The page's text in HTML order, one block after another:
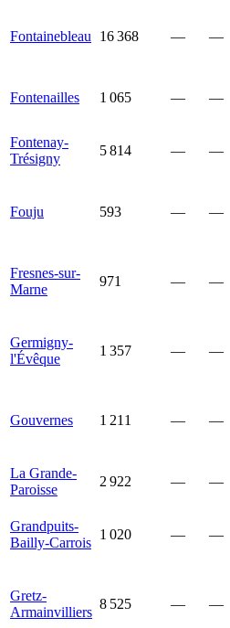
Fontainebleau 16 368 — —
Fontenailles 1 065 — —
Fontenay-
Trésigny
5 814 — —
Fouju 593 — —
Fresnes-sur-
Marne
971 — —
Germigny-
l'Évêque
1 357 — —
Gouvernes 1 211 — —
La Grande-
Paroisse
2 922 — —
Grandpuits-
Bailly-Carrois
1 020 — —
Gretz-
Armainvilliers
8 525 — —